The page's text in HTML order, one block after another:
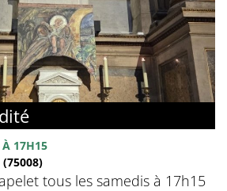
À 17H15
(75008)
tous les samedis à 17h15